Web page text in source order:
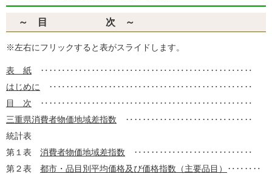
～ 目 次 ～
※左右にフリックすると表がスライドします。
表 紙 ‥‥‥‥‥‥‥‥‥‥‥‥‥‥‥‥‥‥‥‥‥‥‥‥‥
はじめに
‥‥‥‥‥‥‥‥‥‥‥‥‥‥‥‥‥‥‥‥‥‥‥‥
目 次 ‥‥‥‥‥‥‥‥‥‥‥‥‥‥‥‥‥‥‥‥‥‥‥‥‥
三重県消費者物価地域差指数 ‥‥‥‥‥‥‥‥‥‥‥‥‥‥‥
統計表
第１表 消費者物価地域差指数 ‥‥‥‥‥‥‥‥‥‥‥‥‥‥
第２表 都市・品目別平均価格及び価格指数（主要品目）
‥‥‥‥